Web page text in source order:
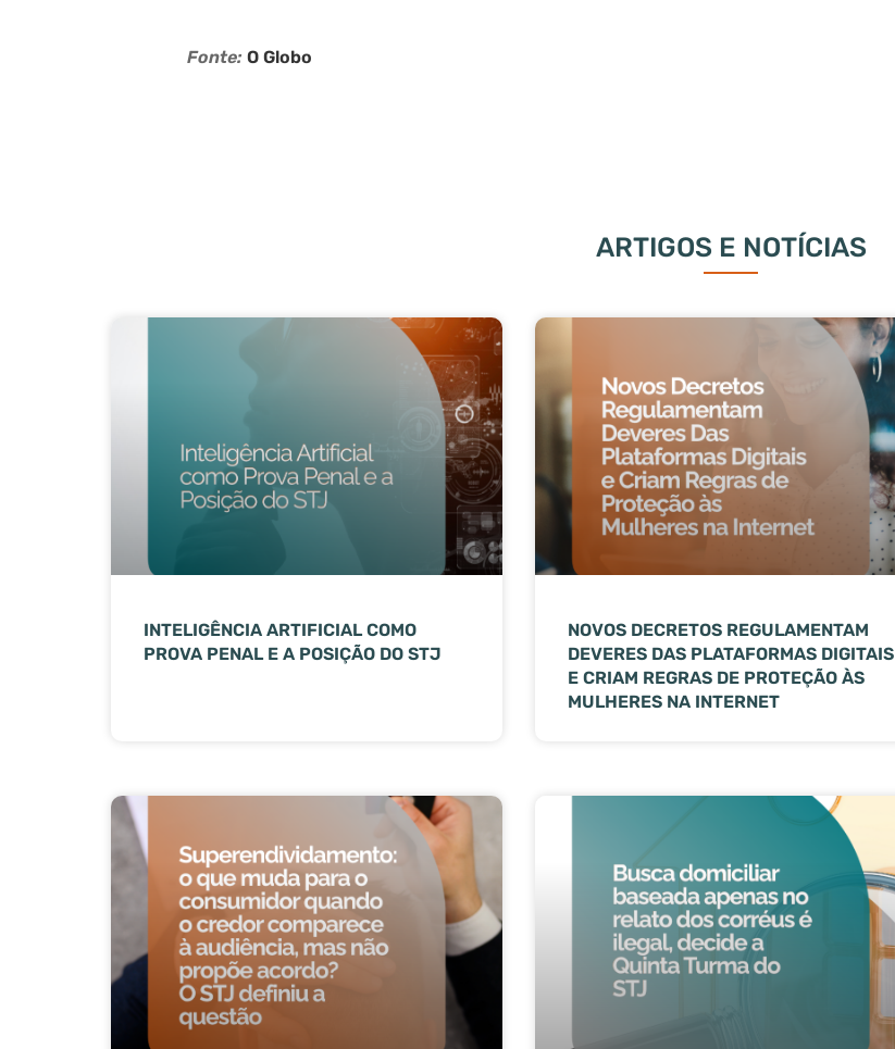
Fonte: O Globo
ARTIGOS E NOTÍCIAS
INTELIGÊNCIA ARTIFICIAL COMO
PROVA PENAL E A POSIÇÃO DO STJ
NOVOS DECRETOS REGULAMENTAM
DEVERES DAS PLATAFORMAS DIGITAIS
E CRIAM REGRAS DE PROTEÇÃO ÀS
MULHERES NA INTERNET